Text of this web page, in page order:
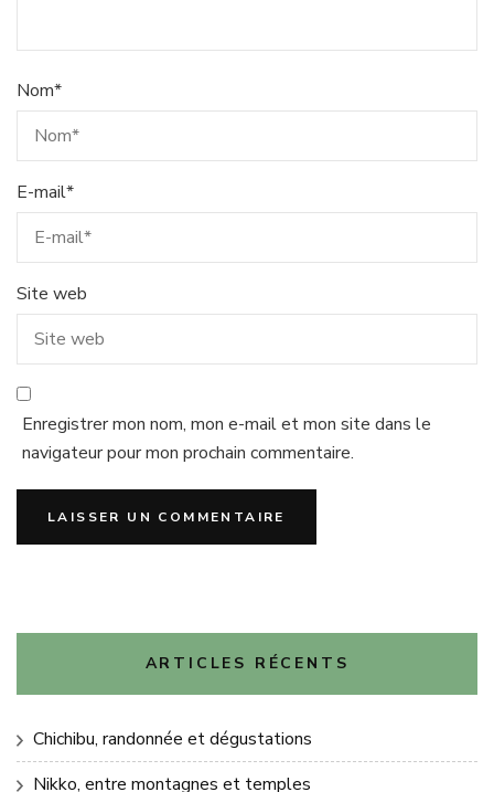
Nom*
E-mail*
Site web
Enregistrer mon nom, mon e-mail et mon site dans le
navigateur pour mon prochain commentaire.
ARTICLES RÉCENTS
Chichibu, randonnée et dégustations
Nikko, entre montagnes et temples